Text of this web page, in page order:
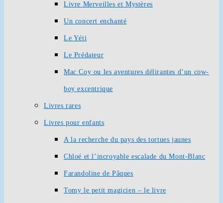
Livre Merveilles et Mystères
Un concert enchanté
Le Yéti
Le Prédateur
Mac Coy ou les aventures délirantes d’un cow-
boy excentrique
Livres rares
Livres pour enfants
A la recherche du pays des tortues jaunes
Chloé et l’incroyable escalade du Mont-Blanc
Farandoline de Pâques
Tomy le petit magicien – le livre